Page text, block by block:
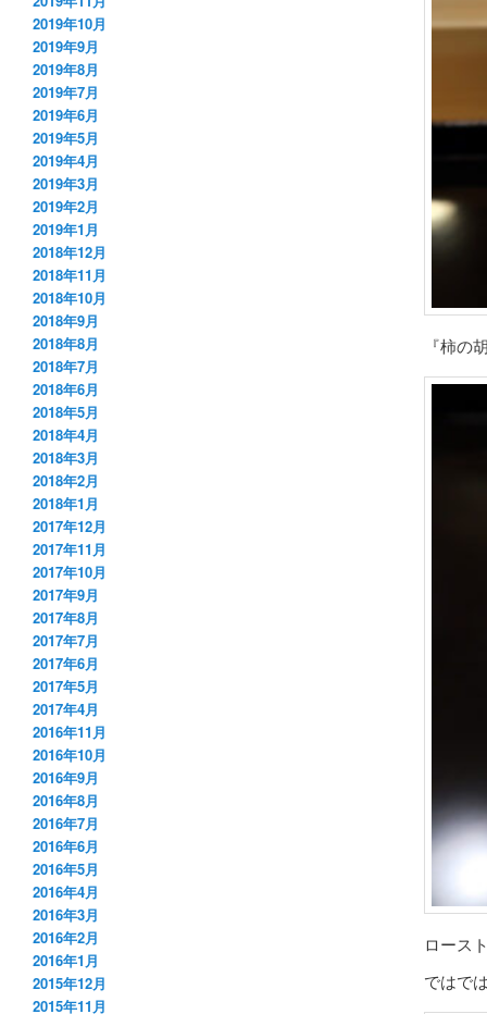
『柿の
ロース
ではで
2019年10月
2019年9月
2019年8月
2019年7月
2019年6月
2019年5月
2019年4月
2019年3月
2019年2月
2019年1月
2018年12月
2018年11月
2018年10月
2018年9月
2018年8月
2018年7月
2018年6月
2018年5月
2018年4月
2018年3月
2018年2月
2018年1月
2017年12月
2017年11月
2017年10月
2017年9月
2017年8月
2017年7月
2017年6月
2017年5月
2017年4月
2016年11月
2016年10月
2016年9月
2016年8月
2016年7月
2016年6月
2016年5月
2016年4月
2016年3月
2016年2月
2016年1月
2015年12月
2015年11月